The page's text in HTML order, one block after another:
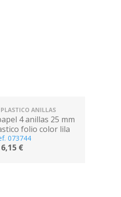
ANILLAS
4 anillas 25 mm
folio color lila
073744
6,15 €